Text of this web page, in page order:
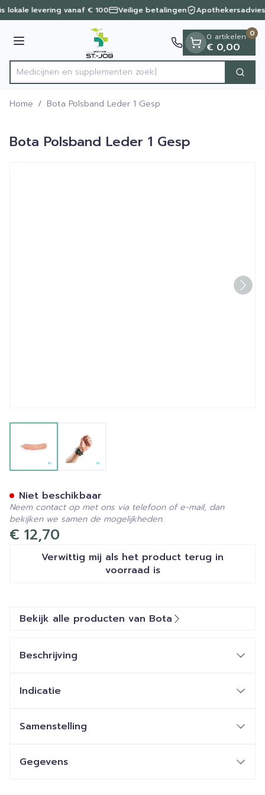
Ga naar de inhoud
1 van 1
lokale levering vanaf € 100 Veilige betalingen Apothekersadvies
Menu
Product, merk, categorie...
Medicijnen en supplemen Zoek
0 artikelen
€ 0,00
0
Home / Bota Polsband Leder 1 Gesp
Bota Polsband Leder 1 Gesp
€ 12,70
Verwittig mij als het product terug in
voorraad is
Niet beschikbaar
Neem contact op met ons via telefoon of e-mail, dan
bekijken we samen de mogelijkheden.
Bekijk alle producten van Bota
Beschrijving
Indicatie
Samenstelling
Gegevens